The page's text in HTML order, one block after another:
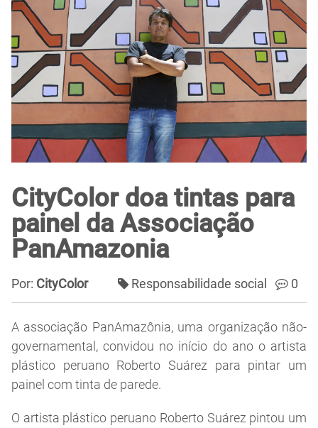
CityColor doa tintas para
painel da Associação
PanAmazonia
Por: CityColor Responsabilidade social 0
A associação PanAmazônia, uma organização não-
governamental, convidou no início do ano o artista
plástico peruano Roberto Suárez para pintar um
painel com tinta de parede.
O artista plástico peruano Roberto Suárez pintou um